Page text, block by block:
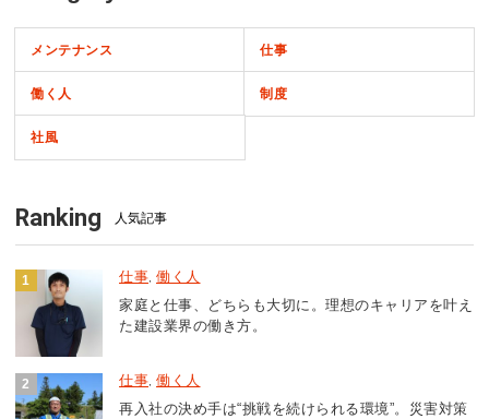
メンテナンス 仕事
働く人 制度
社風
Ranking 人気記事
仕事 働く人
家庭と仕事、どちらも大切に。理想のキャリアを叶え
た建設業界の働き方。
仕事 働く人
再入社の決め手は“挑戦を続けられる環境”。災害対策